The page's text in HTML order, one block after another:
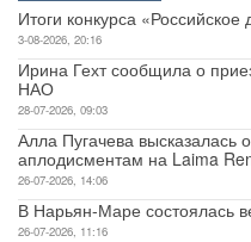
Итоги конкурса
3-08-2026, 20:16
Ирина Гехт сообщила о
НАО
28-07-2026, 09:03
Алла Пугачева высказалась
аплодисментам на Laima
26-07-2026, 14:06
В Нарьян-Маре состоялась
26-07-2026, 11:16